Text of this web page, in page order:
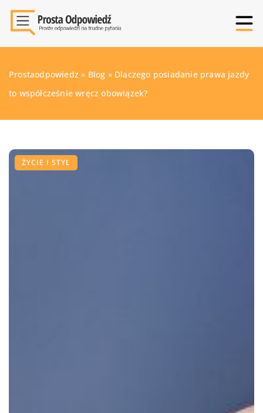
Prostaodpowiedz » Blog » Dlaczego posiadanie prawa jazdy
to współcześnie wręcz obowiązek?
ŻYCIE I STYL